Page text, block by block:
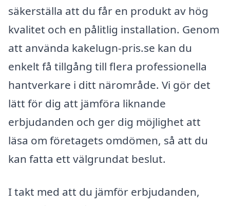
säkerställa att du får en produkt av hög
kvalitet och en pålitlig installation. Genom
att använda kakelugn-pris.se kan du
enkelt få tillgång till flera professionella
hantverkare i ditt närområde. Vi gör det
lätt för dig att jämföra liknande
erbjudanden och ger dig möjlighet att
läsa om företagets omdömen, så att du
kan fatta ett välgrundat beslut.
I takt med att du jämför erbjudanden,